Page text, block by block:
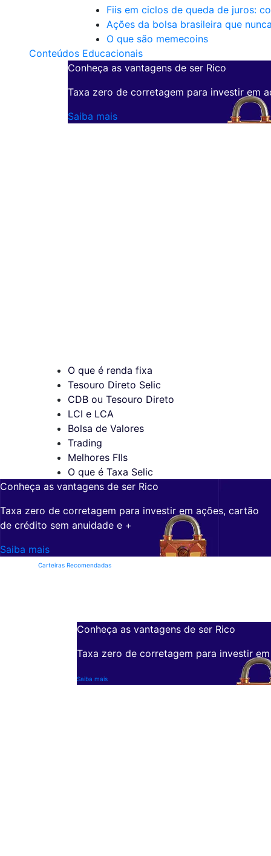
Fiis em ciclos de queda de juros:
Ações da bolsa brasileira que
O que são memecoins
Conteúdos Educacionais
Conheça as vantagens de ser Rico
Taxa zero de corretagem para investir em
Saiba mais
O que é renda fixa
Tesouro Direto Selic
CDB ou Tesouro Direto
LCI e LCA
Bolsa de Valores
Trading
Melhores FIIs
O que é Taxa Selic
Conheça as vantagens de ser Rico
Taxa zero de corretagem para investir em ações, cartão
de crédito sem anuidade e +
Saiba mais
Carteiras Recomendadas
Conheça as vantagens de ser Rico
Taxa zero de corretagem para investir
Saiba mais